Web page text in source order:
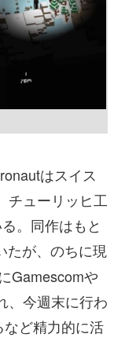
はスイス
チューリッヒ工
。同作はもと
たが、のちに現
Gamescomや
、今週末に行わ
ど精力的に活